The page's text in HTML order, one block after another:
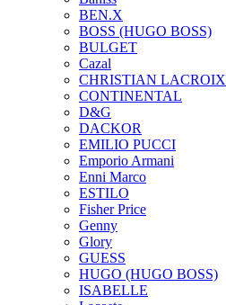
BEN.X
BOSS (HUGO BOSS)
BULGET
Cazal
CHRISTIAN LACROIX
CONTINENTAL
D&G
DACKOR
EMILIO PUCCI
Emporio Armani
Enni Marco
ESTILO
Fisher Price
Genny
Glory
GUESS
HUGO (HUGO BOSS)
ISABELLE